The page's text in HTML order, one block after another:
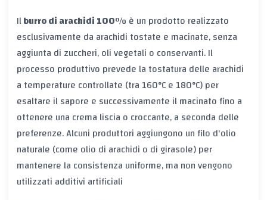
Ilburro di arachidi 100% è un prodotto realizzato
esclusivamente da arachidi tostate e macinate, senza
aggiunta di zuccheri, oli vegetali o conservanti. Il
processo produttivo prevede la tostatura delle arachidi
a temperature controllate (tra 160°C e 180°C) per
esaltare il sapore e successivamente il macinato fino a
ottenere una crema liscia o croccante, a seconda delle
preferenze. Alcuni produttori aggiungono un filo d'olio
naturale (come olio di arachidi o di girasole) per
mantenere la consistenza uniforme, ma non vengono
utilizzati additivi artificiali